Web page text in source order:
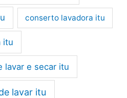
conserto lavadora itu
itu
lavar e secar itu
lavar itu